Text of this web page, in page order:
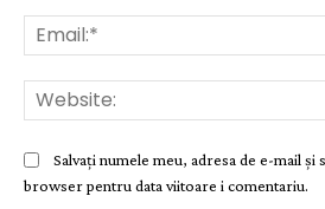
Salvați numele meu, adresa de e-mail și
browser pentru data viitoare i comentariu.